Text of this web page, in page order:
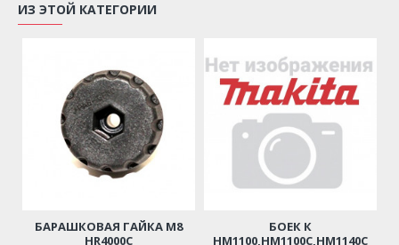
ИЗ ЭТОЙ КАТЕГОРИИ
БАРАШКОВАЯ ГАЙКА M8
HR4000C
БОЕК К
HM1100,HM1100C,HM1140C